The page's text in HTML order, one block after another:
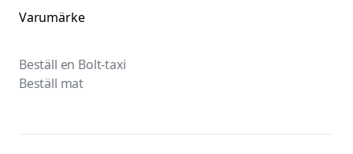
Varumärke
Beställ en Bolt-taxi
Beställ mat